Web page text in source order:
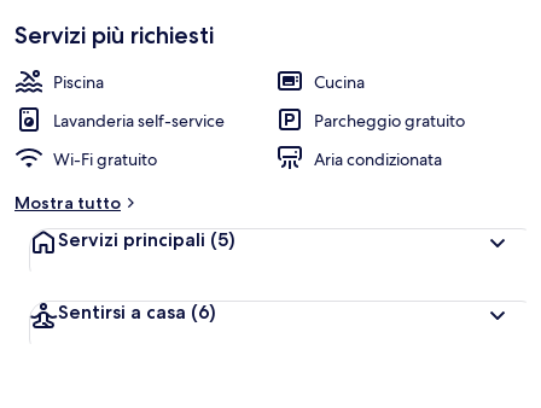
Servizi più richiesti
Piscina
Cucina
Lavanderia self-service
Parcheggio gratuito
Wi-Fi gratuito
Aria condizionata
Mostra tutto
Servizi principali (5)
Sentirsi a casa (6)